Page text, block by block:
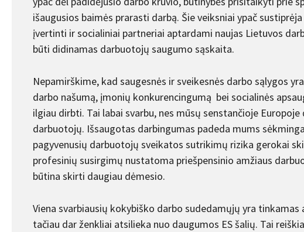
išaugusios baimės prarasti darbą. Šie veiksniai ypač
įvertinti ir socialiniai partneriai aptardami naujas Lietuvos
būti didinamas darbuotojų saugumo sąskaita.
Nepamirškime, kad saugesnės ir sveikesnės darbo sąlygos
darbo našumą, įmonių konkurencingumą bei socialinės
ilgiau dirbti. Tai labai svarbu, nes mūsų senstančioje
darbuotojų. Išsaugotas darbingumas padeda mums
pagyvenusių darbuotojų sveikatos sutrikimų rizika gerokai
profesinių susirgimų nustatoma priešpensinio amžiaus
būtina skirti daugiau dėmesio.
Viena svarbiausių kokybiško darbo sudedamųjų yra
tačiau dar ženkliai atsilieka nuo daugumos ES šalių. Tai